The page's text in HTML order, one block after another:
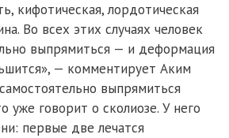
кифотическая, лордотическая
Во всех этих случаях человек
выпрямиться — и деформация
— комментирует Аким
выпрямиться
уже говорит о сколиозе. У него
первые две лечатся